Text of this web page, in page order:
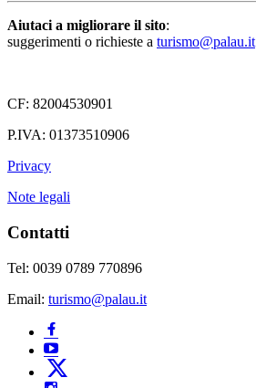
Aiutaci a migliorare il sito:
suggerimenti o richieste a turismo@palau.it
CF: 82004530901
P.IVA: 01373510906
Privacy
Note legali
Contatti
Tel: 0039 0789 770896
Email: turismo@palau.it